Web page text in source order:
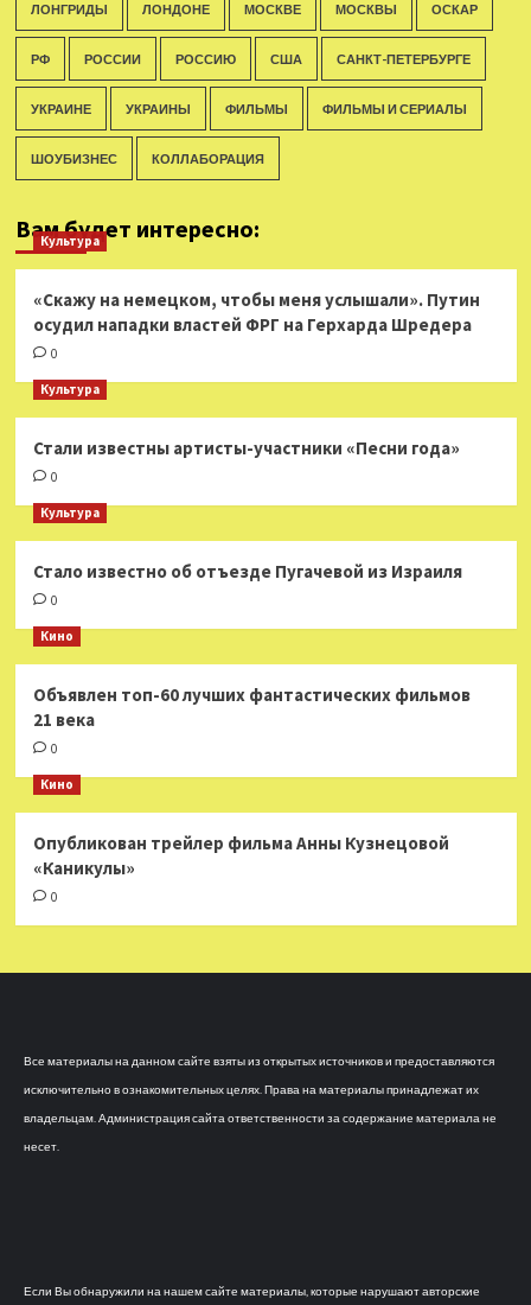
ЛОНГРИДЫ ЛОНДОНЕ МОСКВЕ МОСКВЫ ОСКАР
РФ РОССИИ РОССИЮ США САНКТ-ПЕТЕРБУРГЕ
УКРАИНЕ УКРАИНЫ ФИЛЬМЫ ФИЛЬМЫ И СЕРИАЛЫ
ШОУБИЗНЕС КОЛЛАБОРАЦИЯ
Вам будет интересно:
Культура
«Скажу на немецком, чтобы меня услышали». Путин
осудил нападки властей ФРГ на Герхарда Шредера
0
Культура
Стали известны артисты-участники «Песни года»
0
Культура
Стало известно об отъезде Пугачевой из Израиля
0
Кино
Объявлен топ-60 лучших фантастических фильмов
21 века
0
Кино
Опубликован трейлер фильма Анны Кузнецовой
«Каникулы»
0
Все материалы на данном сайте взяты из открытых источников и предоставляются
исключительно в ознакомительных целях. Права на материалы принадлежат их
владельцам. Администрация сайта ответственности за содержание материала не
несет.
Если Вы обнаружили на нашем сайте материалы, которые нарушают авторские